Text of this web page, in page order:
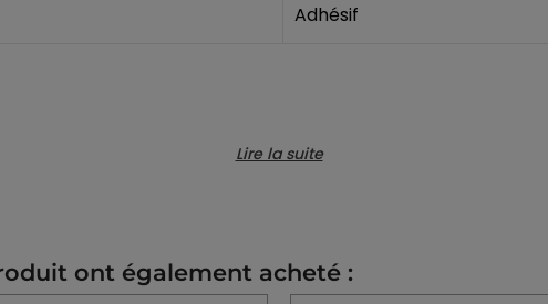
Adhésif
3354761600014
Lire la suite
ont également acheté :